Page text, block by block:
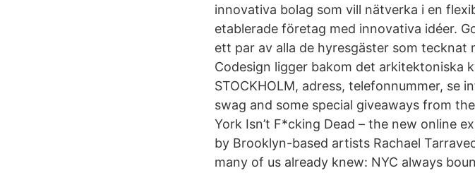
innovativa bolag som vill nätverka i en
etablerade företag med innovativa idéer.
ett par av alla de hyresgäster som
Codesign ligger bakom det arkitektoniska
STOCKHOLM, adress, telefonnummer,
swag and some special giveaways from
York Isn’t F*cking Dead – the new online
by Brooklyn-based artists Rachael
many of us already knew: NYC always